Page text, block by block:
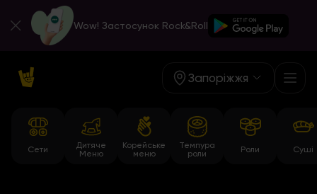
Wow! Застосунок Rock&Roll
Запоріжжя
Сети
Дитяче
Меню
Корейське
меню
Темпура
роли
Роли Суші